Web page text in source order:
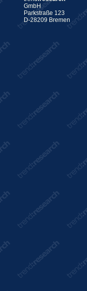
GmbH
Parkstraße 123
D-28209 Bremen